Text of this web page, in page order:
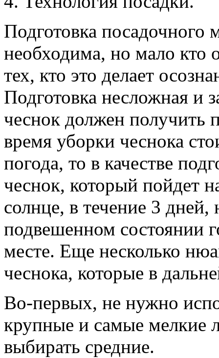
Подготовка посадочного
необходима, но мало кто
тех, кто это делает
Подготовка несложная и
чеснок должен получить
время уборки чеснока
погода, то в качестве
чеснок, который пойдет
солнце, в течение 3 дней,
подвешенном состоянии
месте. Еще несколько
чеснока, которые в
Во-первых, не нужно
крупные и самые мелкие
выбирать средние.